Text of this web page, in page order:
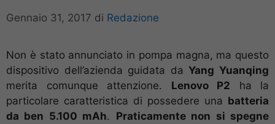
Gennaio 31, 2017 di Redazione
Non è stato annunciato in pompa magna, ma questo
dispositivo dell’azienda guidata da Yang Yuanqing
merita comunque attenzione. Lenovo P2 ha la
particolare caratteristica di possedere una batteria
da ben 5.100 mAh. Praticamente non si spegne